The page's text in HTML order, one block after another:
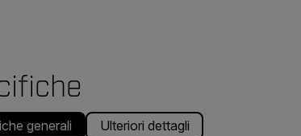
generali Ulteriori dettagli